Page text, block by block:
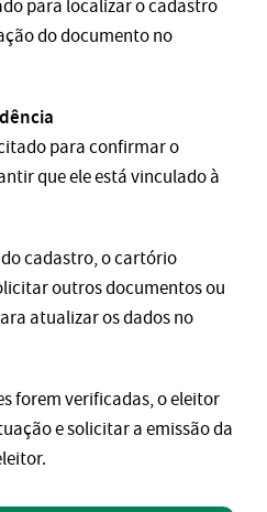
para localizar o cadastro
do documento no
para confirmar o
que ele está vinculado à
cadastro, o cartório
outros documentos ou
atualizar os dados no
forem verificadas, o eleitor
e solicitar a emissão da